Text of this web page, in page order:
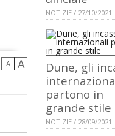
A A
NOTIZIE / 27/10/2021
Dune, gli
partono in
grande stile
NOTIZIE / 28/09/2021